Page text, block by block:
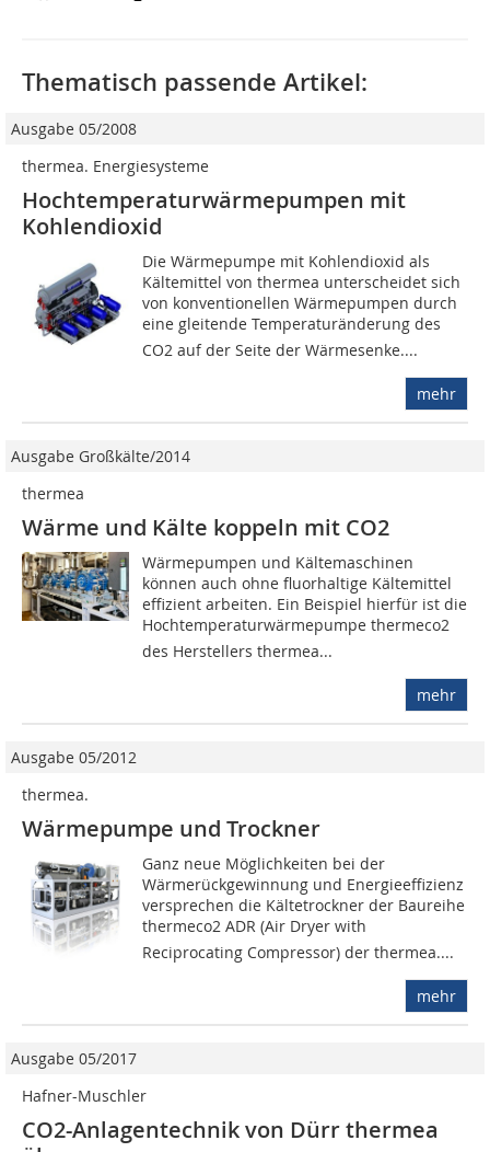
Thematisch passende Artikel:
Ausgabe 05/2008
thermea. Energiesysteme
Hochtemperaturwärmepumpen mit
Kohlendioxid
Die Wärmepumpe mit Kohlendioxid als
Kältemittel von thermea unterscheidet sich
von konventionellen Wärmepumpen durch
eine gleitende Temperaturänderung des
CO2 auf der Seite der Wärmesenke....
mehr
Ausgabe Großkälte/2014
thermea
Wärme und Kälte koppeln mit CO2
Wärmepumpen und Kältemaschinen
können auch ohne fluorhaltige Kältemittel
effizient arbeiten. Ein Beispiel hierfür ist die
Hochtemperaturwärmepumpe thermeco2
des Herstellers thermea...
mehr
Ausgabe 05/2012
thermea.
Wärmepumpe und Trockner
Ganz neue Möglichkeiten bei der
Wärmerückgewinnung und Energieeffizienz
versprechen die Kältetrockner der Baureihe
thermeco2 ADR (Air Dryer with
Reciprocating Compressor) der thermea....
mehr
Ausgabe 05/2017
Hafner-Muschler
CO2-Anlagen­­tech­­­nik von Dürr thermea